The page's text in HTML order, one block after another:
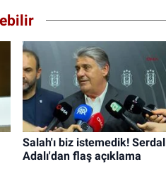
Salah'ı biz istemedik! Serdal
Adalı'dan flaş açıklama